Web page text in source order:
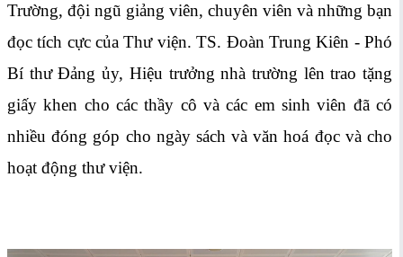
Trường, đội ngũ giảng viên, chuyên viên và những bạn
đọc tích cực của Thư viện. TS. Đoàn Trung Kiên - Phó
Bí thư Đảng ủy, Hiệu trưởng nhà trường lên trao tặng
giấy khen cho các thầy cô và các em sinh viên đã có
nhiều đóng góp cho ngày sách và văn hoá đọc và cho
hoạt động thư viện.